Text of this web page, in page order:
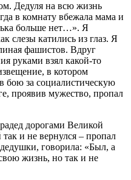
Дедуля на всю жизнь
в комнату вбежала мама и
больше нет…». Я
слезы катились из глаз. Я
фашистов. Вдруг
руками взял какой-то
в котором
бою за социалистическую
проявив мужество, пропал
дорогами Великой
и не вернулся – пропал
говорила: «Был, а
жизнь, но так и не